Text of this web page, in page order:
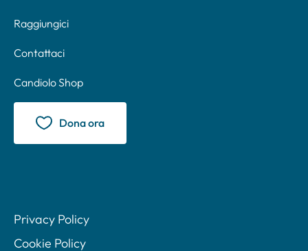
Raggiungici
Contattaci
Candiolo Shop
Dona ora
Privacy Policy
Cookie Policy